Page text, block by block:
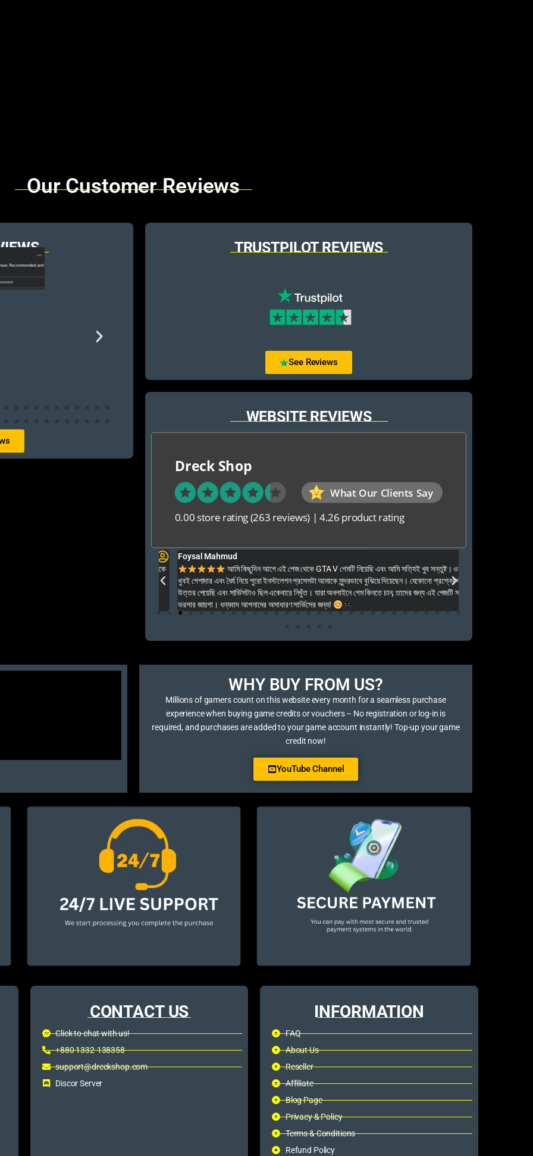
Our Customer Reviews
TRUSTPILOT REVIEWS
See Reviews
WEBSITE REVIEWS
Dreck Shop
What Our Clients Say
0.00 store rating(263 reviews) |4.26 product rating
Foysal Mahmud
আমি কিছুদিন আগে এই পেজ থেকে GTA V গেমটি নিয়েছি এবং আমি সত্যিই খুব সন্তুষ্ট। ওনারা
খুবই পেশাদার এবং ধৈর্য নিয়ে পুরো ইনস্টলেশন প্রসেসটা আমাকে সুন্দরভাবে বুঝিয়ে দিয়েছেন। যেকোনো প্রশ্নের দ্রুত
উত্তর পেয়েছি এবং সার্ভিসটাও ছিল একেবারে নিখুঁত। যারা অনলাইনে গেম কিনতে চান, তাদের জন্য এই পেজটি সত্যিই
ভরসার জায়গা। ধন্যবাদ আপনাদের অসাধারণ সার্ভিসের জন্য!
WHY BUY FROM US?​
Millions of gamers count on this website every month for a seamless purchase
experience when buying game credits or vouchers – No registration or log-in is
required, and purchases are added to your game account instantly! Top-up your game
credit now!
YouTube Channel
CONTACT US
Click to chat with us!
+880 1332-138358
support@dreckshop.com
Discor Server
INFORMATION
FAQ
About Us
Reseller
Affiliate
Blog Page
Privacy & Policy
Terms & Conditions
Refund Policy